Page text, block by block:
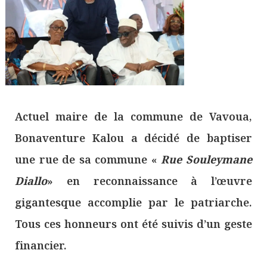
Actuel maire de la commune de Vavoua,
Bonaventure Kalou a décidé de baptiser
une rue de sa commune «Rue Souleymane
Diallo» en reconnaissance à l’œuvre
gigantesque accomplie par le patriarche.
Tous ces honneurs ont été suivis d’un geste
financier.